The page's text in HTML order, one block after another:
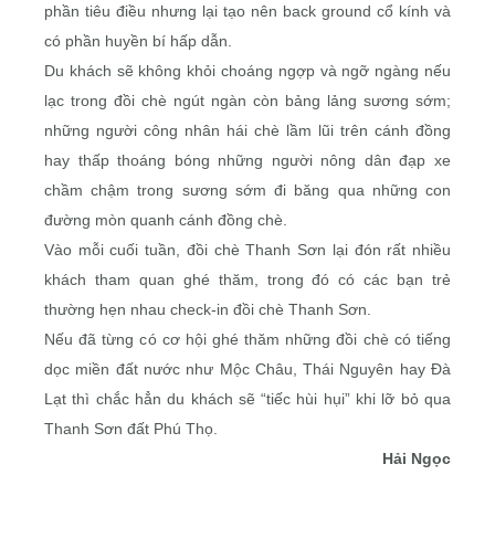
phần tiêu điều nhưng lại tạo nên back ground cổ kính và
có phần huyền bí hấp dẫn.
Du khách sẽ không khỏi choáng ngợp và ngỡ ngàng nếu
lạc trong đồi chè ngút ngàn còn bảng lảng sương sớm;
những người công nhân hái chè lầm lũi trên cánh đồng
hay thấp thoáng bóng những người nông dân đạp xe
chầm chậm trong sương sớm đi băng qua những con
đường mòn quanh cánh đồng chè.
Vào mỗi cuối tuần, đồi chè Thanh Sơn lại đón rất nhiều
khách tham quan ghé thăm, trong đó có các bạn trẻ
thường hẹn nhau check-in đồi chè Thanh Sơn.
Nếu đã từng có cơ hội ghé thăm những đồi chè có tiếng
dọc miền đất nước như Mộc Châu, Thái Nguyên hay Đà
Lạt thì chắc hẳn du khách sẽ “tiếc hùi hụi” khi lỡ bỏ qua
Thanh Sơn đất Phú Thọ.
Hải Ngọc